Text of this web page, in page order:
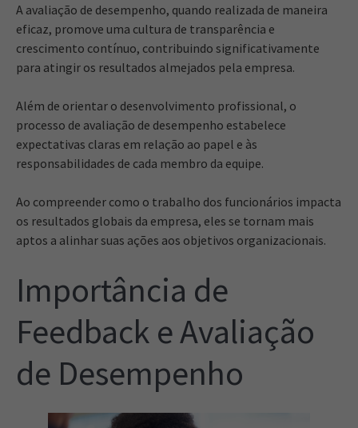
A avaliação de desempenho, quando realizada de maneira
eficaz, promove uma cultura de transparência e
crescimento contínuo, contribuindo significativamente
para atingir os resultados almejados pela empresa.
Além de orientar o desenvolvimento profissional, o
processo de avaliação de desempenho estabelece
expectativas claras em relação ao papel e às
responsabilidades de cada membro da equipe.
Ao compreender como o trabalho dos funcionários impacta
os resultados globais da empresa, eles se tornam mais
aptos a alinhar suas ações aos objetivos organizacionais.
Importância de
Feedback e Avaliação
de Desempenho